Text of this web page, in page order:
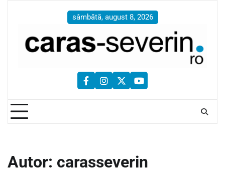
sâmbătă, august 8, 2026
facebookinstagram
twitteryoutube
Autor: carasseverin